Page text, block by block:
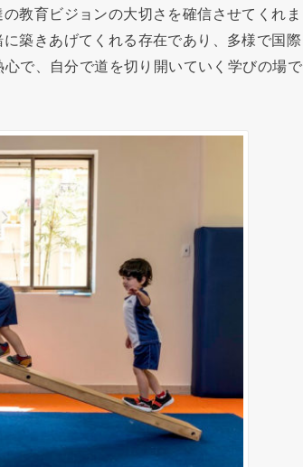
教育ビジョンの大切さを確信させてくれま
築きあげてくれる存在であり、多様で国際
で、自分で道を切り開いていく学びの場で